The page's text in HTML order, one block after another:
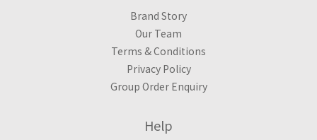
Brand Story
Our Team
Terms & Conditions
Privacy Policy
Group Order Enquiry
Help